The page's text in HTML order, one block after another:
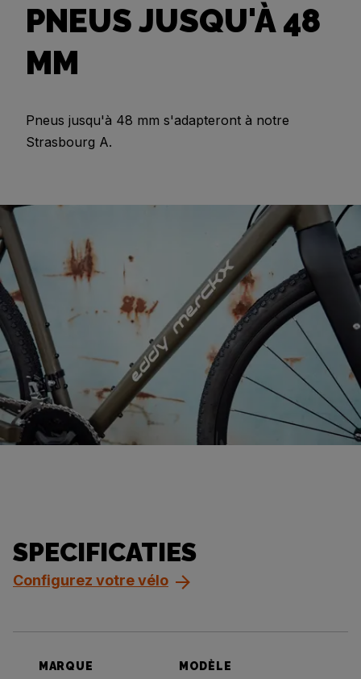
PNEUS JUSQU'À 48
MM
Pneus jusqu'à 48 mm s'adapteront à notre
Strasbourg A.
SPECIFICATIES
Configurez votre vélo
MARQUE MODÈLE